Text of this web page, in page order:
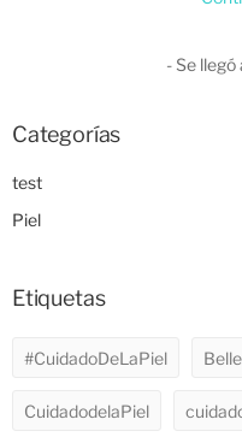
Identificar estas señales a
contamos cómo
- Se llegó
Categorías
test
Piel
Etiquetas
#CuidadoDeLaPiel
CuidadodelaPiel